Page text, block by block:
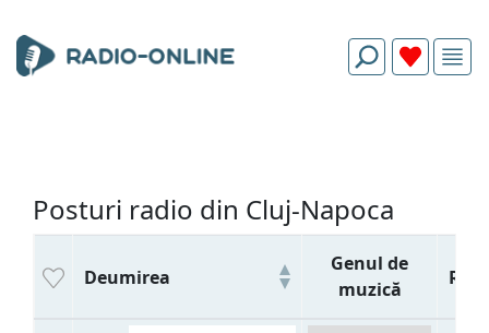
Posturi radio din Cluj-Napoca
Deumirea
Genul de
muzică